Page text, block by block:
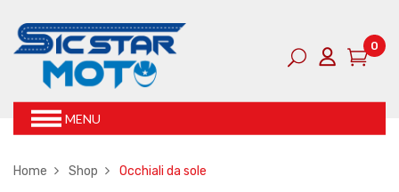
0
MENU
Home Shop Occhiali da sole